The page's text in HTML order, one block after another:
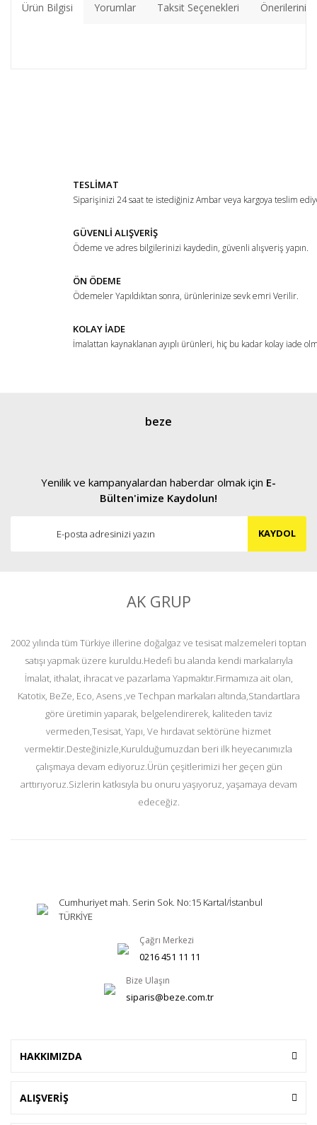
Ürün Bilgisi Yorumlar Taksit Seçenekleri Önerileriniz
Ürün açıklamasında eksik bilgiler bulunuyor.
Ürün fiyatı diğer sitelerden daha pahalı.
Bu ürüne benzer farklı alternatifler olmalı.
Gönder
TESLİMAT
Siparişinizi 24 saat te istediğiniz Ambar veya kargoya teslim
GÜVENLİ ALIŞVERİŞ
Ödeme ve adres bilgilerinizi kaydedin, güvenli alışveriş yapın.
ÖN ÖDEME
Ödemeler Yapıldıktan sonra, ürünlerinize sevk emri Verilir.
KOLAY İADE
İmalattan kaynaklanan ayıplı ürünleri, hiç bu kadar kolay iade
beze
Yenilik ve kampanyalardan haberdar olmak için E-
Bülten'imize Kaydolun!
KAYDOL
AK GRUP
2002 yılında tüm Türkiye illerine doğalgaz ve tesisat malzemeleri toptan
satışı yapmak üzere kuruldu.Hedefi bu alanda kendi markalarıyla
İmalat, ithalat, ihracat ve pazarlama Yapmaktır.Firmamıza ait olan,
Katotix, BeZe, Eco, Asens ,ve Techpan markaları altında,Standartlara
göre üretimin yaparak, belgelendirerek, kaliteden taviz
vermeden,Tesisat, Yapı, Ve hırdavat sektörüne hizmet
vermektir.Desteğinizle,Kurulduğumuzdan beri ilk heyecanımızla
çalışmaya devam ediyoruz.Ürün çeşitlerimizi her geçen gün
arttırıyoruz.Sizlerin katkısıyla bu onuru yaşıyoruz, yaşamaya devam
edeceğiz.
Cumhuriyet mah. Serin Sok. No:15 Kartal/İstanbul
TÜRKİYE
Çağrı Merkezi
0216 451 11 11
Bize Ulaşın
siparis@beze.com.tr
HAKKIMIZDA
ALIŞVERİŞ